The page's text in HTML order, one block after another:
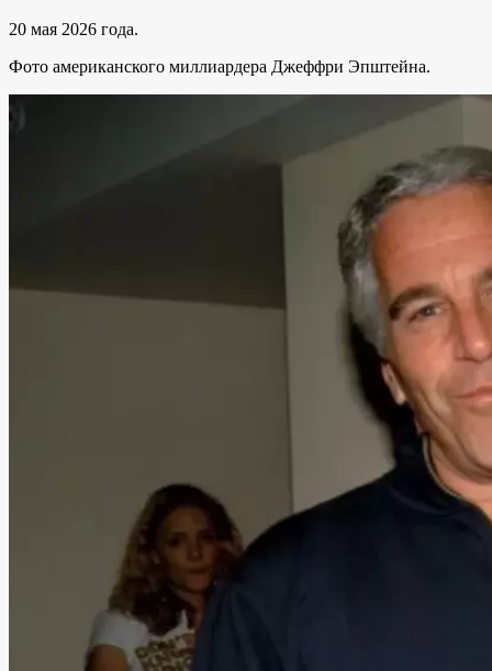
20 мая 2026 года.
Фото американского миллиардера Джеффри Эпштейна.